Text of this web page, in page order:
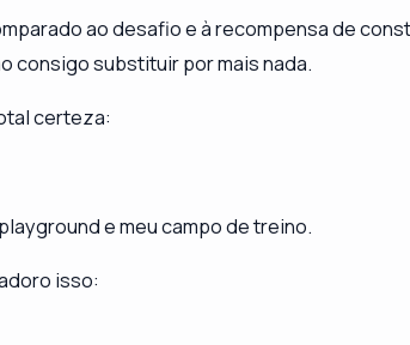
ao desafio e à recompensa de
consigo substituir por mais nada.
certeza:
e meu campo de treino.
isso: